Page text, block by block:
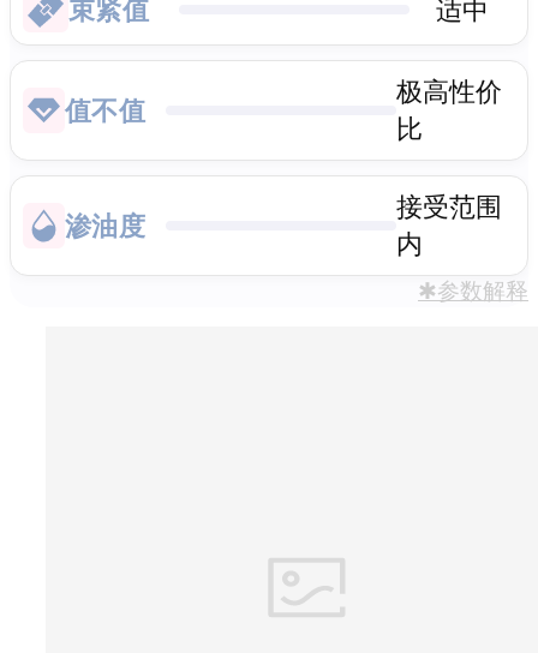
束紧值 适中
值不值
极高性价
比
渗油度
接受范围
内
✱参数解释